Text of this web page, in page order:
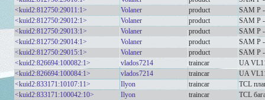
<kuid2:812750:29011:1>
Volaner product
SAM P
<kuid2:812750:29012:1>
Volaner product
SAM P
<kuid2:812750:29013:1>
Volaner product
SAM P
<kuid2:812750:29014:1>
Volaner product
SAM P
<kuid2:812750:29015:1>
Volaner product
SAM P
<kuid2:826694:100082:1>
vlados7214 traincar
UA
<kuid2:826694:100084:1>
vlados7214 traincar
UA
<kuid2:833171:10107:11>
Ilyon traincar
TCL
<kuid2:833171:100042:10>
Ilyon traincar
TCL